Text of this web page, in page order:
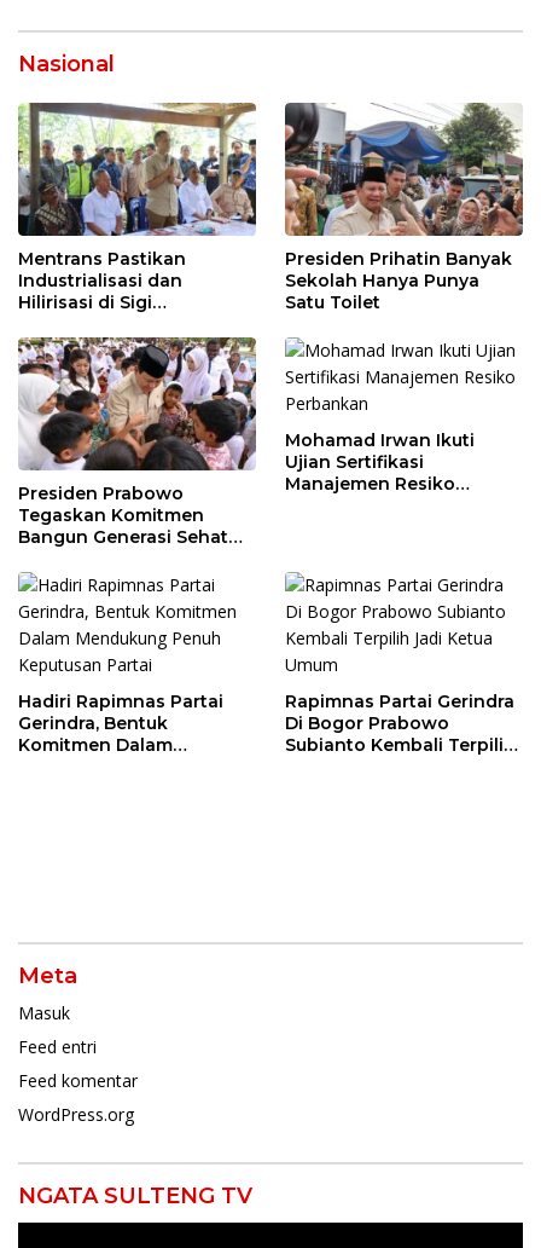
Nasional
Mentrans Pastikan
Industrialisasi dan
Hilirisasi di Sigi
Perekonomian Daerah
Presiden Prihatin Banyak
Sekolah Hanya Punya
Satu Toilet
Presiden Prabowo
Tegaskan Komitmen
Bangun Generasi Sehat
Mohamad Irwan Ikuti
Ujian Sertifikasi
Manajemen Resiko
Hadiri Rapimnas Partai
Gerindra, Bentuk
Komitmen Dalam
Rapimnas Partai Gerindra
Di Bogor Prabowo
Subianto Kembali Terpilih
Meta
Masuk
Feed entri
Feed komentar
WordPress.org
NGATA SULTENG TV